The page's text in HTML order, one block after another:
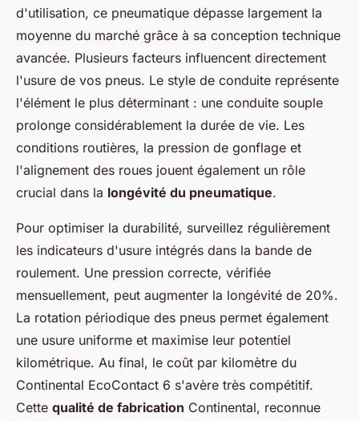
d'utilisation, ce pneumatique dépasse largement la
moyenne du marché grâce à sa conception technique
avancée. Plusieurs facteurs influencent directement
l'usure de vos pneus. Le style de conduite représente
l'élément le plus déterminant : une conduite souple
prolonge considérablement la durée de vie. Les
conditions routières, la pression de gonflage et
l'alignement des roues jouent également un rôle
crucial dans la longévité du pneumatique.
Pour optimiser la durabilité, surveillez régulièrement
les indicateurs d'usure intégrés dans la bande de
roulement. Une pression correcte, vérifiée
mensuellement, peut augmenter la longévité de 20%.
La rotation périodique des pneus permet également
une usure uniforme et maximise leur potentiel
kilométrique. Au final, le coût par kilomètre du
Continental EcoContact 6 s'avère très compétitif.
Cette qualité de fabrication Continental, reconnue